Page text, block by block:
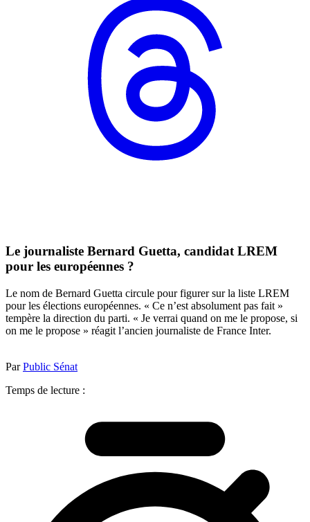
Le journaliste Bernard Guetta, candidat LREM
pour les européennes ?
Le nom de Bernard Guetta circule pour figurer sur la liste LREM
pour les élections européennes. « Ce n’est absolument pas fait »
tempère la direction du parti. « Je verrai quand on me le propose, si
on me le propose » réagit l’ancien journaliste de France Inter.
ParPublic Sénat
Temps de lecture :